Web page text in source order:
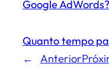
Google AdWords?
Quanto tempo
←
Anterior